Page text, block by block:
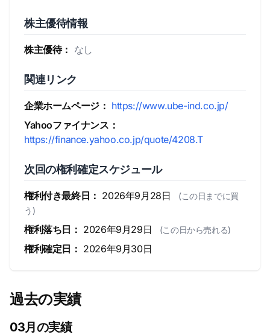
株主優待情報
株主優待： なし
関連リンク
企業ホームページ： https://www.ube-ind.co.jp/
Yahooファイナンス：
https://finance.yahoo.co.jp/quote/4208.T
次回の権利確定スケジュール
権利付き最終日： 2026年9月28日
(この日までに買
う)
権利落ち日： 2026年9月29日 (この日から売れる)
権利確定日： 2026年9月30日
過去の実績
03月の実績